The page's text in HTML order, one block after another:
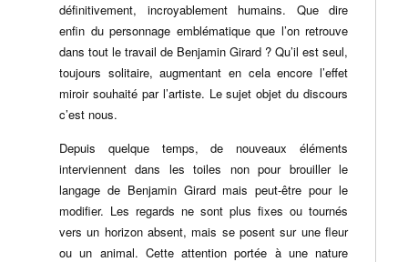
définitivement, incroyablement humains. Que dire
enfin du personnage emblématique que l’on retrouve
dans tout le travail de Benjamin Girard ? Qu’il est seul,
toujours solitaire, augmentant en cela encore l’effet
miroir souhaité par l’artiste. Le sujet objet du discours
c’est nous.
Depuis quelque temps, de nouveaux éléments
interviennent dans les toiles non pour brouiller le
langage de Benjamin Girard mais peut-être pour le
modifier. Les regards ne sont plus fixes ou tournés
vers un horizon absent, mais se posent sur une fleur
ou un animal. Cette attention portée à une nature